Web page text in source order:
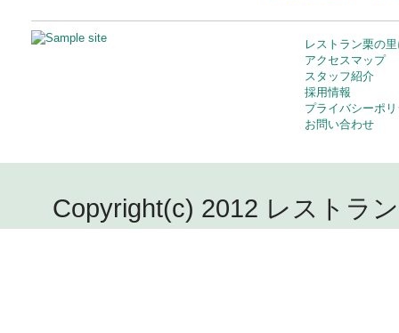
レストラン栗の
アクセスマップ
スタッフ紹介
採用情報
プライバシーポ
お問い合わせ
Copyright(c) 2012 レストラ